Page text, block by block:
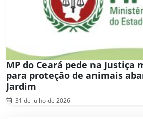
MP do Ceará pede na Justiça
para proteção de animais
Jardim
31 de julho de 2026